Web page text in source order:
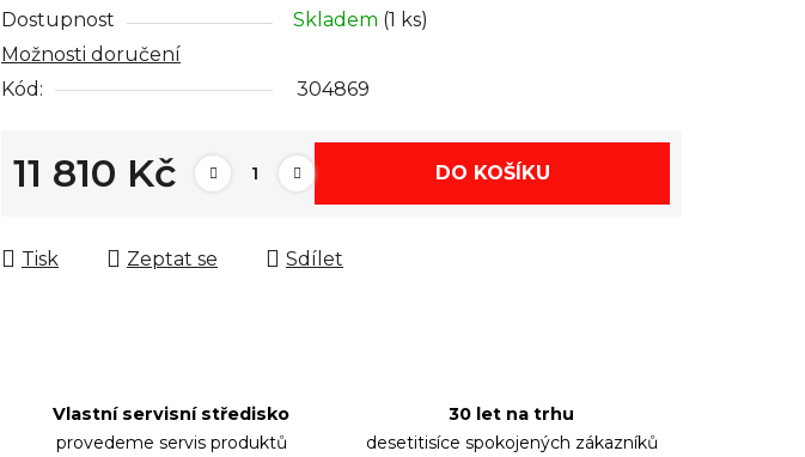
Dostupnost Skladem (1 ks)
Možnosti doručení
Kód:
304869
11 810 Kč DO KOŠÍKU
Tisk Zeptat se Sdílet
Vlastní servisní středisko
provedeme servis produktů
30 let na trhu
desetitisíce spokojených zákazníků